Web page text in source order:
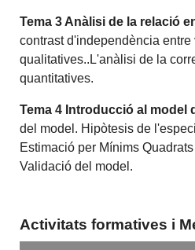
Tema 3 Anàlisi de la relació
contrast d'independència entre
qualitatives..L'anàlisi de la
quantitatives.
Tema 4 Introducció al model
del model. Hipòtesis de
Estimació per Mínims
Validació del model.
Activitats formatives i